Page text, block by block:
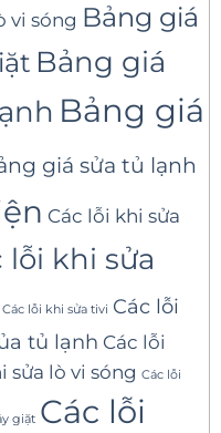
vi sóng Bảng giá
Bảng giá
Bảng giá
giá sửa tủ lạnh
Các lỗi khi sửa
lỗi khi sửa
Các lỗi khi sửa tivi Các lỗi
tủ lạnh Các lỗi
lò vi sóng Các lỗi
giặt Các lỗi